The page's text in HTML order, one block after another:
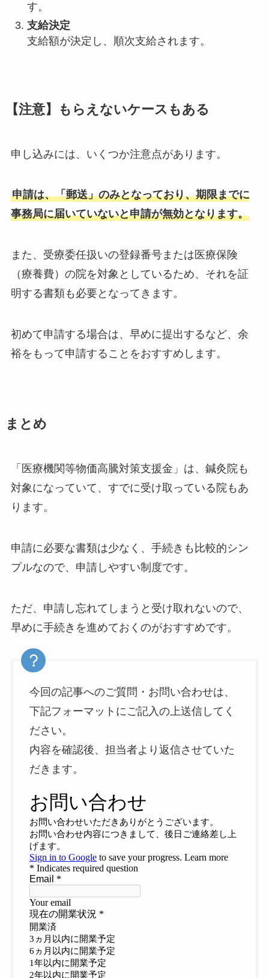
す。
支給決定
支給額が決定し、順次支給されます。
【注意】もらえないケースもある
申し込みには、いくつか注意点があります。
申請は、「郵送」のみとなっており、期限までに
事務局に届いていないと申請が無効となります。
また、受療委任扱いの登録番号または医療保険
（療養費）の院を対象としているため、それを証
明する書類も必要となってきます。
初めて申請する場合は、早めに提出するなど、余
裕をもって申請することをおすすめします。
まとめ
「医療機関等物価高騰対策支援金」は、鍼灸院も
対象になっていて、すでに受け取っている院もあ
ります。
申請に必要な書類は少なく、手続きも比較的シン
プルなので、申請しやすい制度です。
ただ、申請し忘れてしまうと受け取れないので、
早めに手続きを進めておくのがおすすめです。
今回の記事へのご質問・お問い合わせは、
下記フォーマットにご記入の上送信してく
ださい。
内容を確認後、担当者より返信させていた
だきます。